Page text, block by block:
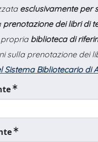
esclusivamente per
prenotazione dei libri di
biblioteca di
sulla prenotazione dei
Sistema Bibliotecario di